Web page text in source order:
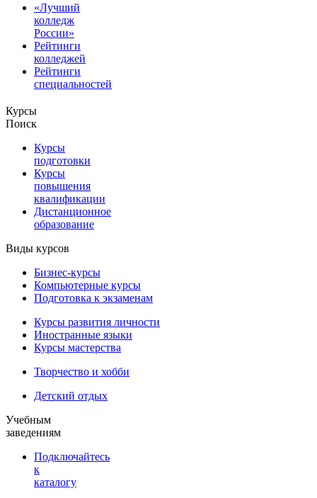
«Лучший
колледж
России»
Рейтинги
колледжей
Рейтинги
специальностей
Курсы
Поиск
Курсы
подготовки
Курсы
повышения
квалификации
Дистанционное
образование
Виды курсов
Бизнес-курсы
Компьютерные курсы
Подготовка к экзаменам
Курсы развития личности
Иностранные языки
Курсы мастерства
Творчество и хобби
Детский отдых
Учебным
заведениям
Подключайтесь
к
каталогу